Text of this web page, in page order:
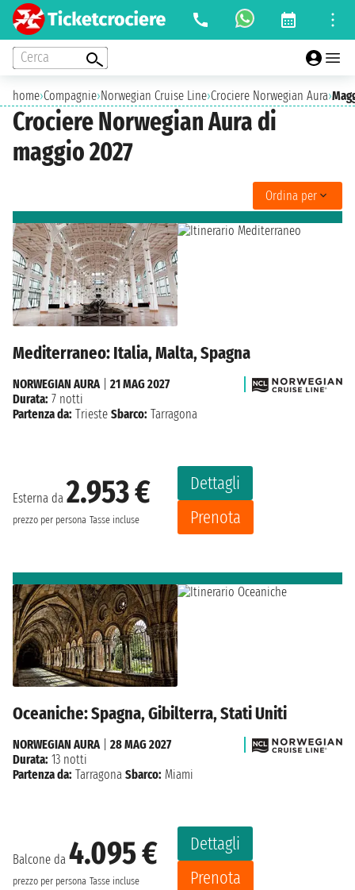
Cerca
home›Compagnie›Norwegian Cruise Line›Crociere Norwegian Aura›
Crociere Norwegian Aura di
maggio 2027
Ordina per
Mediterraneo: Italia, Malta, Spagna
Esterna da 2.953 €
prezzo per persona Tasse incluse
Dettagli
Prenota
NORWEGIAN AURA
21 MAG 2027
Durata: 7 notti
Partenza da: Trieste Sbarco: Tarragona
Oceaniche: Spagna, Gibilterra, Stati Uniti
Balcone da 4.095 €
prezzo per persona Tasse incluse
Dettagli
Prenota
NORWEGIAN AURA| 28 MAG 2027
Durata: 13 notti
Partenza da: Tarragona Sbarco: Miami